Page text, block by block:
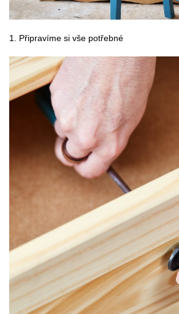
1. Připravíme si vše potřebné